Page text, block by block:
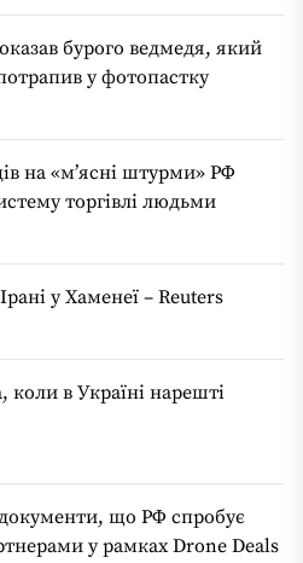
бурого ведмедя, який
у фотопастку
на «мʼясні штурми» РФ
торгівлі людьми
у Хаменеї – Reuters
в Україні нарешті
що РФ спробує
у рамках Drone Deals